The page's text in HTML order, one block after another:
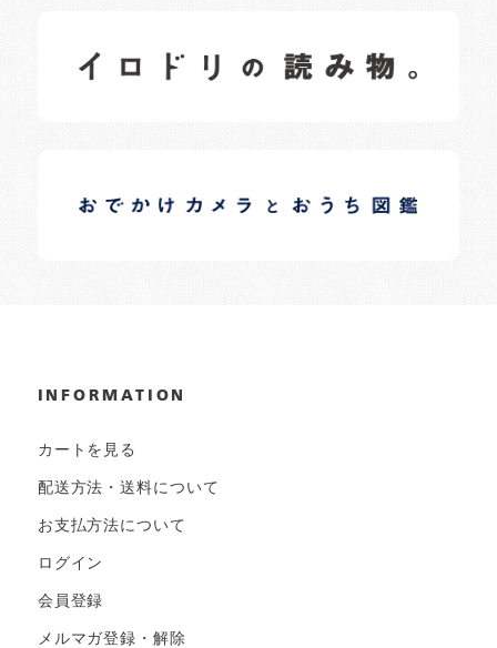
日常の様子など随時更新中です。
日常の様子など随時更新中です。
INFORMATION
カートを見る
配送方法・送料について
お支払方法について
ログイン
会員登録
メルマガ登録・解除